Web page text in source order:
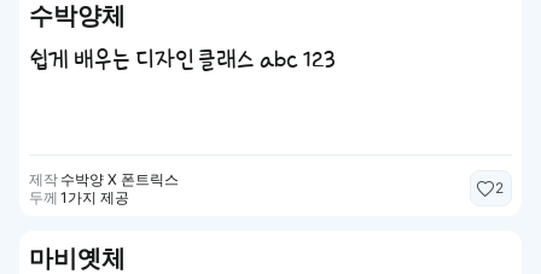
수박양체
쉽게 배우는 디자인 클래스 abc 123
제작 수박양 X 폰트릭스
두께 1가지 제공
2
마비옛체